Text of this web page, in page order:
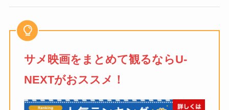
サメ映画をまとめて観るならU-
NEXTがおススメ！